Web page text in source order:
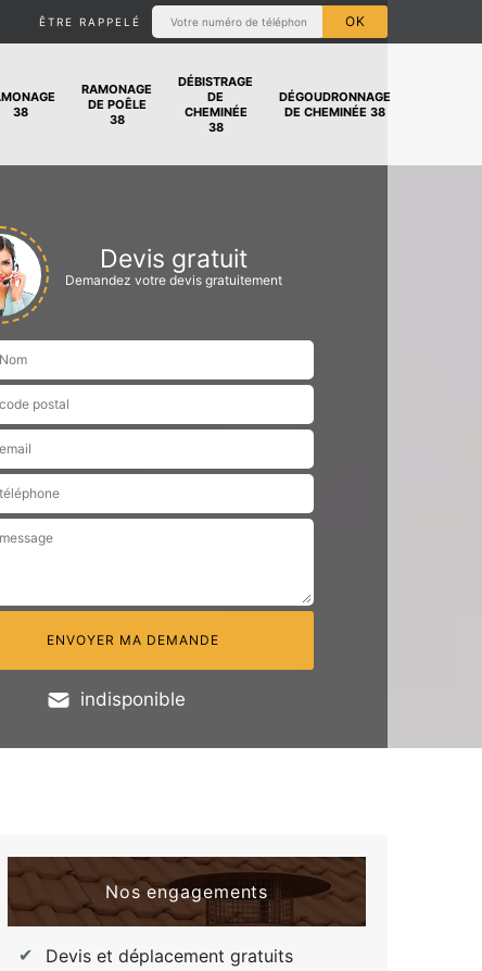
ÊTRE RAPPELÉ
38
RAMONAGE
DE POÊLE
38
DÉBISTRAGE
DE
CHEMINÉE
38
DÉGOUDRONNAGE
DE CHEMINÉE 38
Devis gratuit
Demandez votre devis gratuitement
indisponible
Nos engagements
Devis et déplacement gratuits